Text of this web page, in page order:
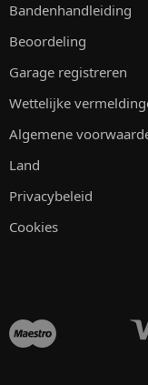
Bandenhandleiding
Beoordeling
Garage registreren
Wettelijke
Algemene
Land
Privacybeleid
Cookies